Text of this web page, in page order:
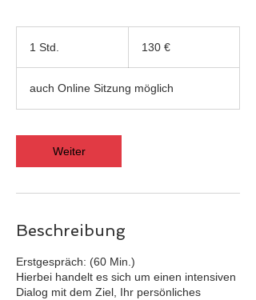
1 Std.
d
130 €
auch Online Sitzung möglich
Weiter
Beschreibung
Erstgespräch: (60 Min.)
Hierbei handelt es sich um einen intensiven
Dialog mit dem Ziel, Ihr persönliches